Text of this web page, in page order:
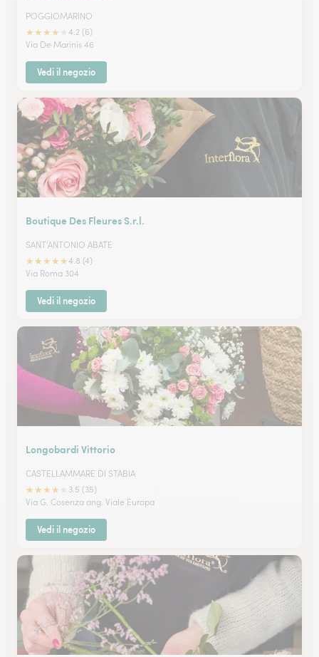
POGGIOMARINO
★★★★
4.2 (6)
Via De Marinis 46
Vedi il negozio
Boutique Des Fleures S.r.l.
SANT'ANTONIO ABATE
★★★★★4.8 (4)
Via Roma 304
Vedi il negozio
Longobardi Vittorio
CASTELLAMMARE DI STABIA
★★★★
3.5 (35)
Via G. Cosenza ang. Viale Europa
Vedi il negozio